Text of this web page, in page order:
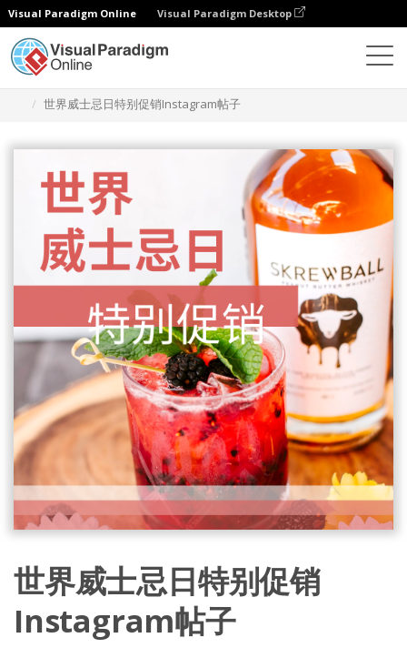
Visual Paradigm Online Visual Paradigm Desktop
世界威士忌日特别促销Instagram帖子
世界威士忌日特别促销
Instagram帖子